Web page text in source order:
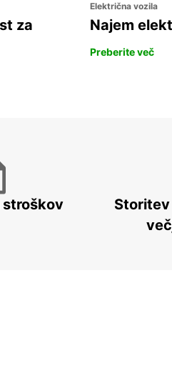
za
Električna vozila
Najem
Preberite več
stroškov